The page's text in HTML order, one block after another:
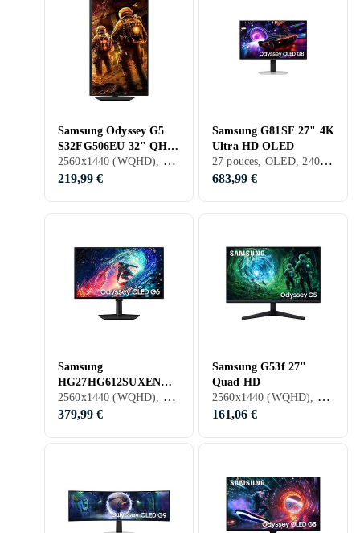
Samsung Odyssey G5
S32FG506EU 32" QHD
180Hz
2560x1440 (WQHD), 32 pouces, LCD, 180 Hz
219,99 €
Samsung G81SF 27" 4K
Ultra HD OLED
27 pouces, OLED, 240 Hz
683,99 €
Samsung
HG27HG612SUXEN
27" Gaming QHD
240Hz
2560x1440 (WQHD), 27 pouces, OLED, 240 Hz
379,99 €
Samsung G53f 27"
Quad HD
2560x1440 (WQHD), 27 pouces, LCD, 200 Hz
161,06 €